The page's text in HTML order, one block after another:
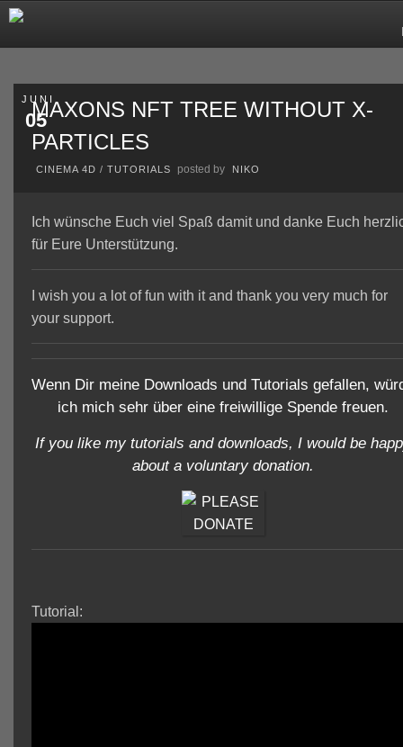
JUNI
05
MAXONS NFT TREE WITHOUT X-
PARTICLES
CINEMA 4D /TUTORIALS posted by NIKO
Ich wünsche Euch viel Spaß damit und danke Euch
für Eure Unterstützung.
I wish you a lot of fun with it and thank you very much for
your support.
Wenn Dir meine Downloads und Tutorials gefallen,
ich mich sehr über eine freiwillige Spende freuen.
If you like my tutorials and downloads, I would be
about a voluntary donation.
Tutorial: